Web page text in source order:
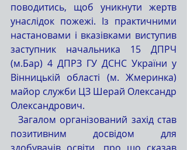
поводитись, щоб уникнути жертв
унаслідок пожежі. Із практичними
настановами і вказівками виступив
заступник начальника 15 ДПРЧ
(м.Бар) 4 ДПРЗ ГУ ДСНС України у
Вінницькій області (м. Жмеринка)
майор служби ЦЗ Шерай Олександр
Олександрович.
позитивним досвідом для